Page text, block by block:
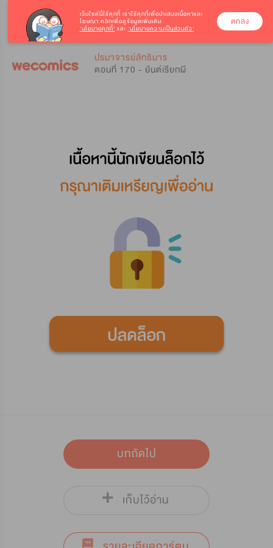
ปรมาจารย์ลัทธิมาร
ตอนที่ 170 - ยันต์เรียกผี
บทถัดไป
เก็บไว้อ่าน
เว็บไซต์นี้ใช้คุกกี้ เราใช้คุกกี้เพื่อนำเสนอเนื้อหาและ
โฆษณา คลิกเพื่อดูข้อมูลเพิ่มเติม
‘นโยบายคุกกี้’ และ ‘นโยบายความเป็นส่วนตัว’
ตกลง